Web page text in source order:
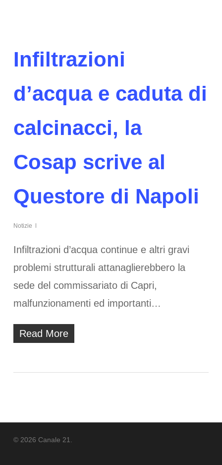
Infiltrazioni
d’acqua e caduta di
calcinacci, la
Cosap scrive al
Questore di Napoli
Notizie
Infiltrazioni d’acqua continue e altri gravi
problemi strutturali attanaglierebbero la
sede del commissariato di Capri,
malfunzionamenti ed importanti…
Read More
© 2026 Canale 21.